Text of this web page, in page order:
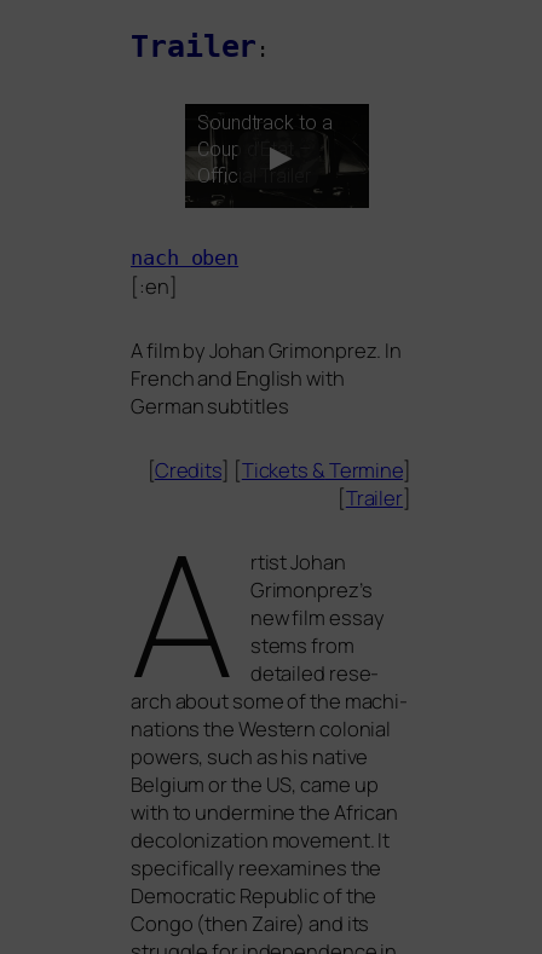
Trailer :
Soundtrack to a
Coup d’Etat –
Official Trailer
nach oben
[:en]
A film by Johan Grimonprez. In
French and English with
German subtitles
[Credits] [Tickets &Termine]
[Trailer]
A
rtist Johan
Grimonprez’s
new film essay
stems from
detail­ed rese­
arch about some of the machi­
na­ti­ons the Western colo­ni­al
powers, such as his nati­ve
Belgium or the US, came up
with to under­mi­ne the African
deco­lo­niza­ti­on move­ment. It
spe­ci­fi­cal­ly reex­ami­nes the
Democratic Republic of the
Congo (then Zaire) and its